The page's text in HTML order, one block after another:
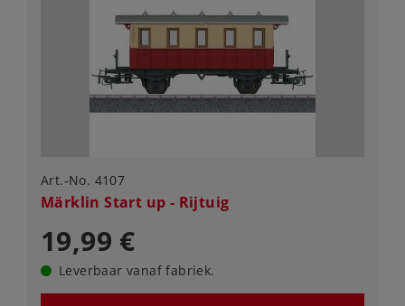
Art.-No. 4107
Märklin Start up - Rijtuig
19,99 €
Leverbaar vanaf fabriek.